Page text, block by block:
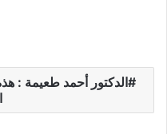
الدكتور أحمد طعيمة :